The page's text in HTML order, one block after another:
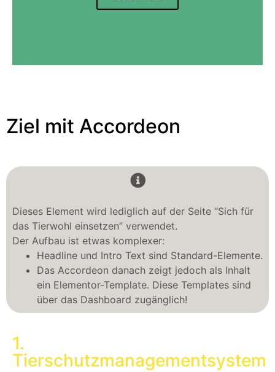
Ziel mit Accordeon
Dieses Element wird lediglich auf der Seite “Sich für
das Tierwohl einsetzen” verwendet.
Der Aufbau ist etwas komplexer:
Headline und Intro Text sind Standard-Elemente.
Das Accordeon danach zeigt jedoch als Inhalt
ein Elementor-Template. Diese Templates sind
über das Dashboard zugänglich!
1.
Tierschutzmanagementsystem